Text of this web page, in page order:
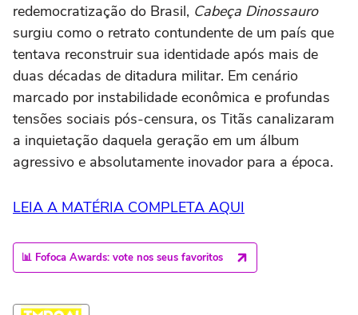
redemocratização do Brasil, Cabeça Dinossauro
surgiu como o retrato contundente de um país que
tentava reconstruir sua identidade após mais de
duas décadas de ditadura militar. Em cenário
marcado por instabilidade econômica e profundas
tensões sociais pós-censura, os Titãs canalizaram
a inquietação daquela geração em um álbum
agressivo e absolutamente inovador para a época.
LEIA A MATÉRIA COMPLETA AQUI
📊 Fofoca Awards: vote nos seus favoritos